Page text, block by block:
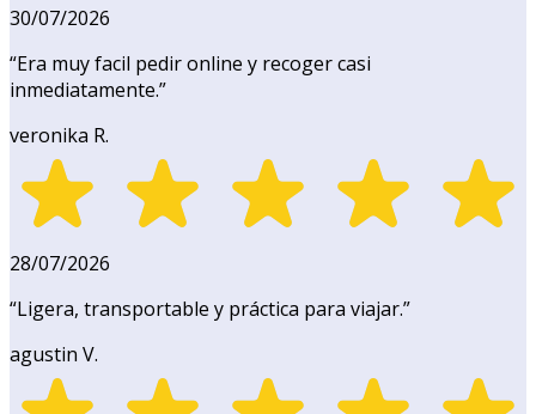
30/07/2026
“Era muy facil pedir online y recoger casi
inmediatamente.”
veronika R.
28/07/2026
“Ligera, transportable y práctica para viajar.”
agustin V.